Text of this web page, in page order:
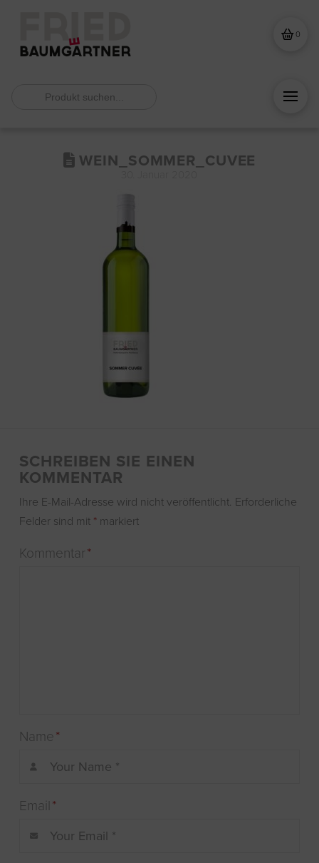
0
WEIN_SOMMER_CUVEE
SCHREIBEN SIE EINEN
KOMMENTAR
Ihre E-Mail-Adresse wird nicht veröffentlicht. Erforderliche
Felder sind mit *markiert
Kommentar*
Name*
Email*